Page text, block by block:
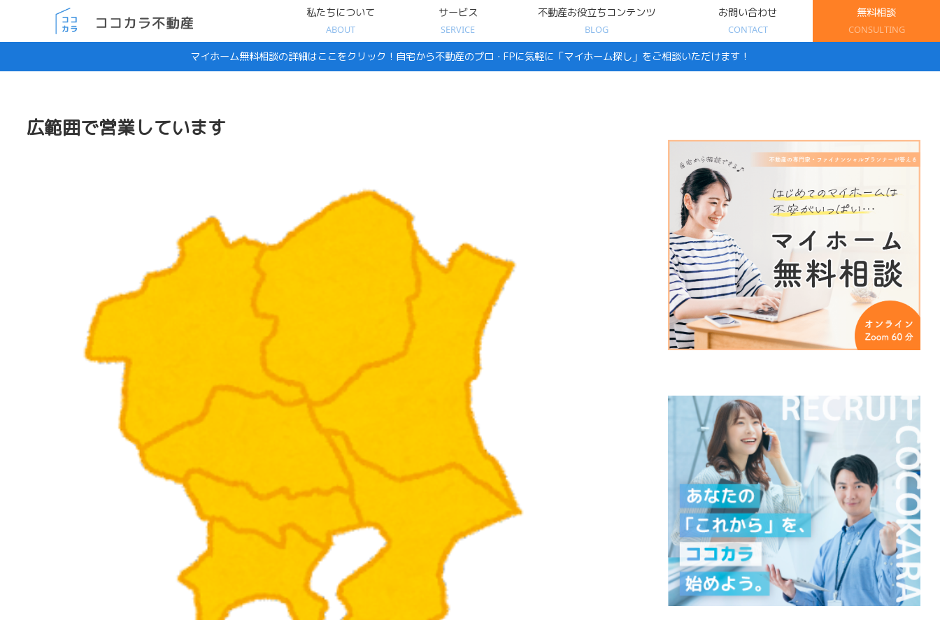
私たちについて
ABOUT
サービス
SERVICE
不動産お役立ちコンテンツ
BLOG
お問い合わせ
CONTACT
無料相談
CONSULTING
マイホーム無料相談の詳細はここをクリック！自宅から不動産のプロ・FPに気軽に「マイホーム探し」をご相談いただけます！
広範囲で営業しています